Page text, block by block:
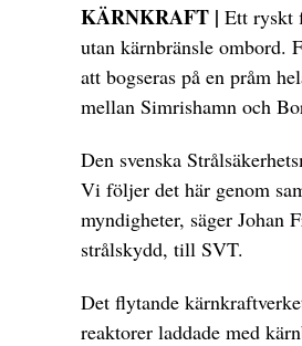
KÄRNKRAFT | Ett ryskt
utan kärnbränsle ombord.
att bogseras på en pråm
mellan Simrishamn och
Den svenska
Vi följer det här genom
myndigheter, säger Johan
strålskydd, till SVT.
Det flytande
reaktorer laddade med